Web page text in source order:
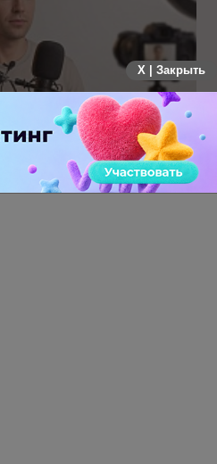
маркетинга вошел в фазу
лет роста
X | Закрыть